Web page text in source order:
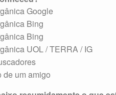
Google
Bing
Bing
UOL / TERRA / IG
de um amigo